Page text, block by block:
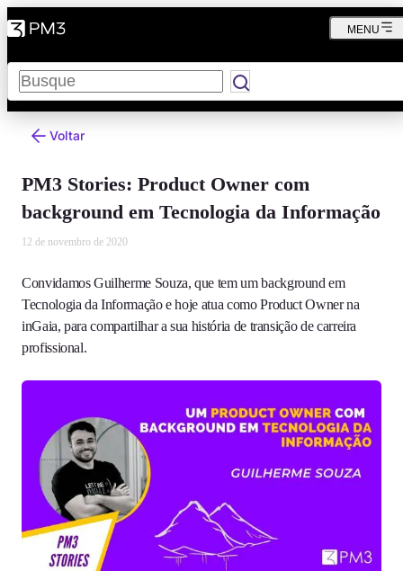
Pesquisar
MENU
Voltar
PM3 Stories: Product Owner com
background em Tecnologia da Informação
12 de novembro de 2020
Convidamos Guilherme Souza, que tem um background em
Tecnologia da Informação e hoje atua como Product Owner na
inGaia, para compartilhar a sua história de transição de carreira
profissional.